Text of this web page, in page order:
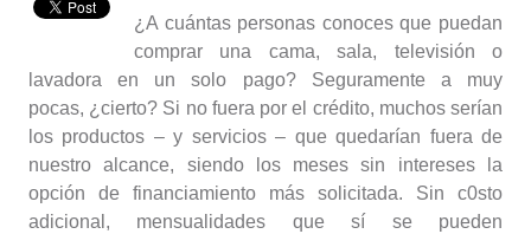
¿A cuántas personas conoces que puedan
comprar una cama, sala, televisión o
lavadora en un solo pago? Seguramente a muy
pocas, ¿cierto? Si no fuera por el crédito, muchos serían
los productos – y servicios – que quedarían fuera de
nuestro alcance, siendo los meses sin intereses la
opción de financiamiento más solicitada. Sin c0sto
adicional, mensualidades que sí se pueden